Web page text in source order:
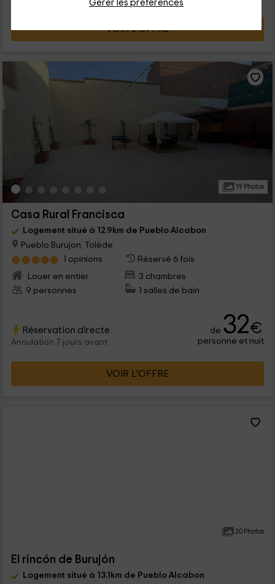
Gérer les préférences
VOIR L’OFFRE
19 Photos
Casa Rural Francisca
Logement situé à 12.9km de Pueblo Alcabon
Pueblo Burujon, Tolède
1 opinions
Réservé 6 fois
Louer en entier
3 chambres
9 personnes
1 salles de bain
Réservation directe
Annulation 7 jours avant
de 32€
personne et nuit
VOIR L’OFFRE
20 Photos
El rincón de Burujón
Logement situé à 13.1km de Pueblo Alcabon